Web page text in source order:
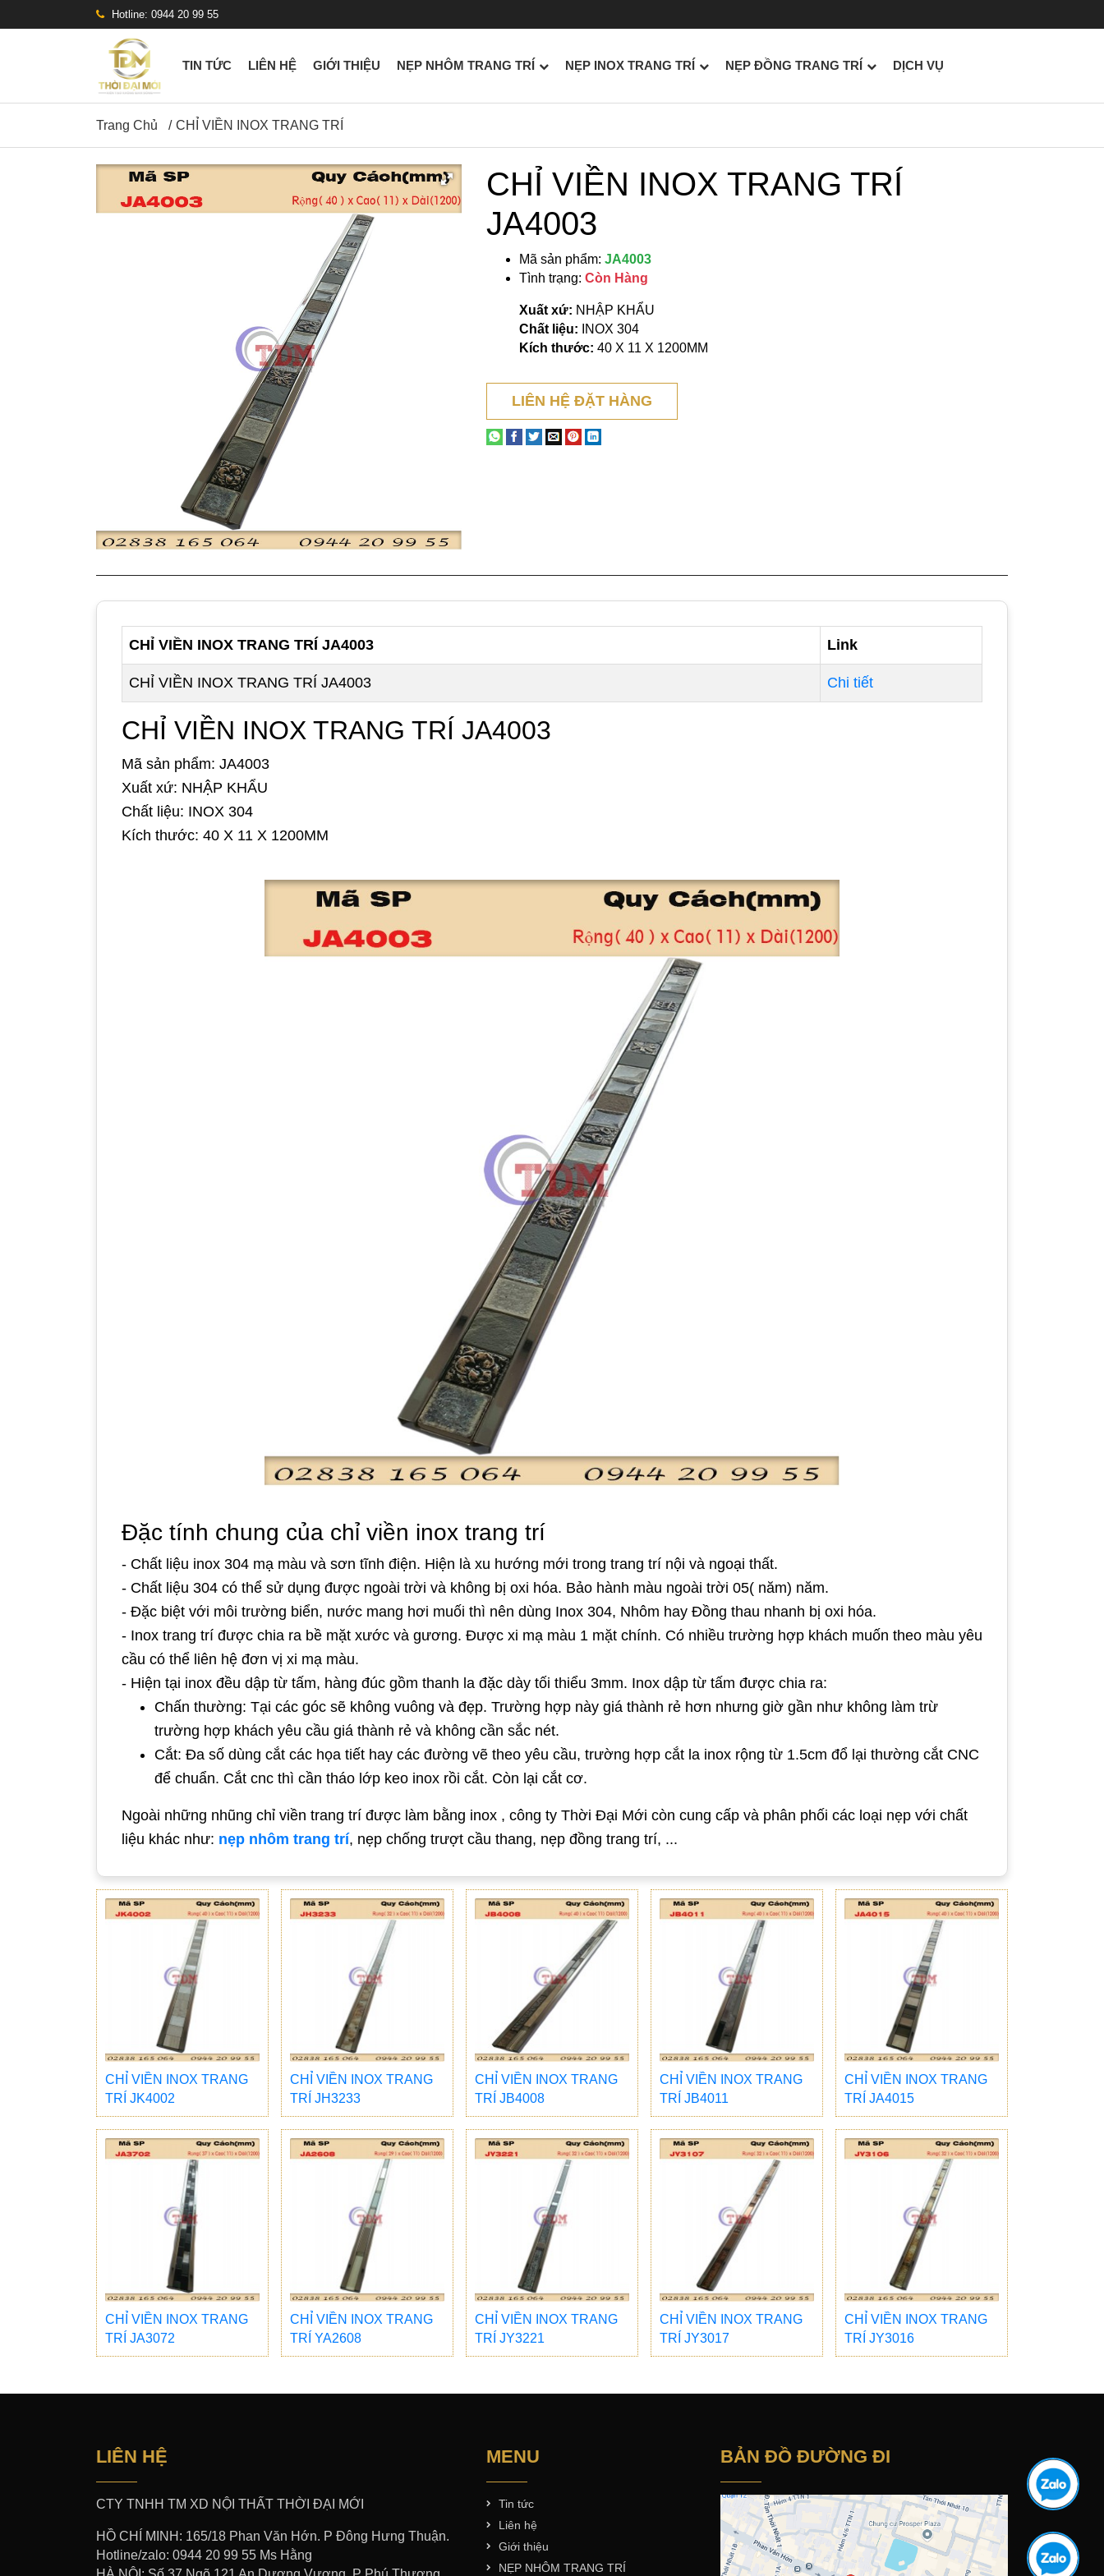
Hotline: 0944 20 99 55
TIN TỨC LIÊN HỆ GIỚI THIỆU NẸP NHÔM TRANG TRÍ NẸP INOX TRANG TRÍ NẸP ĐỒNG TRANG TRÍ DỊCH VỤ
Trang Chủ CHỈ VIỀN INOX TRANG TRÍ
CHỈ VIỀN INOX TRANG TRÍ
JA4003
Mã sản phẩm: JA4003
Tình trạng: Còn Hàng
Xuất xứ: NHẬP KHẨU
Chất liệu:
INOX 304
Kích thước: 40 X 11 X 1200MM
LIÊN HỆ ĐẶT HÀNG
CHỈ VIỀN INOX TRANG TRÍ JA4003 Link
CHỈ VIỀN INOX TRANG TRÍ JA4003 Chi tiết
CHỈ VIỀN INOX TRANG TRÍ JA4003
Mã sản phẩm: JA4003
Xuất xứ: NHẬP KHẨU
Chất liệu: INOX 304
Kích thước: 40 X 11 X 1200MM
Đặc tính chung của chỉ viền inox trang trí
- Chất liệu inox 304 mạ màu và sơn tĩnh điện. Hiện là xu hướng mới trong trang trí nội và ngoại thất.
- Chất liệu 304 có thể sử dụng được ngoài trời và không bị oxi hóa. Bảo hành màu ngoài trời 05( năm) năm.
- Đặc biệt với môi trường biển, nước mang hơi muối thì nên dùng Inox 304, Nhôm hay Đồng thau nhanh bị oxi hóa.
- Inox trang trí được chia ra bề mặt xước và gương. Được xi mạ màu 1 mặt chính. Có nhiều trường hợp khách muốn theo màu yêu
cầu có thể liên hệ đơn vị xi mạ màu.
- Hiện tại inox đều dập từ tấm, hàng đúc gồm thanh la đặc dày tối thiểu 3mm. Inox dập từ tấm được chia ra:
Chấn thường: Tại các góc sẽ không vuông và đẹp. Trường hợp này giá thành rẻ hơn nhưng giờ gần như không làm trừ
trường hợp khách yêu cầu giá thành rẻ và không cần sắc nét.
Cắt: Đa số dùng cắt các họa tiết hay các đường vẽ theo yêu cầu, trường hợp cắt la inox rộng từ 1.5cm đổ lại thường cắt CNC
để chuẩn. Cắt cnc thì cần tháo lớp keo inox rồi cắt. Còn lại cắt cơ.
Ngoài những nhũng chỉ viền trang trí được làm bằng inox , công ty Thời Đại Mới còn cung cấp và phân phối các loại nẹp với chất
liệu khác như: nẹp nhôm trang trí, nẹp chống trượt cầu thang, nẹp đồng trang trí, ...
CHỈ VIỀN INOX TRANG
TRÍ JK4002
CHỈ VIỀN INOX TRANG
TRÍ JH3233
CHỈ VIỀN INOX TRANG
TRÍ JB4008
CHỈ VIỀN INOX TRANG
TRÍ JB4011
CHỈ VIỀN INOX TRANG
TRÍ JA4015
CHỈ VIỀN INOX TRANG
TRÍ JA3072
CHỈ VIỀN INOX TRANG
TRÍ YA2608
CHỈ VIỀN INOX TRANG
TRÍ JY3221
CHỈ VIỀN INOX TRANG
TRÍ JY3017
CHỈ VIỀN INOX TRANG
TRÍ JY3016
LIÊN HỆ
CTY TNHH TM XD NỘI THẤT THỜI ĐẠI MỚI
HỒ CHÍ MINH: 165/18 Phan Văn Hớn. P Đông Hưng Thuận.
Hotline/zalo: 0944 20 99 55 Ms Hằng
MENU
Tin tức
Liên hệ
Giới thiệu
NẸP NHÔM TRANG TRÍ
BẢN ĐỒ ĐƯỜNG ĐI